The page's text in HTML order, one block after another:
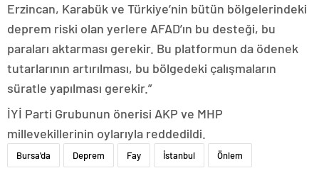
Erzincan, Karabük ve Türkiye’nin bütün bölgelerindeki
deprem riski olan yerlere AFAD’ın bu desteği, bu
paraları aktarması gerekir. Bu platformun da ödenek
tutarlarının artırılması, bu bölgedeki çalışmaların
süratle yapılması gerekir.”
İYİ Parti Grubunun önerisi AKP ve MHP
millevekillerinin oylarıyla reddedildi.
Bursa'da Deprem Fay İstanbul Önlem